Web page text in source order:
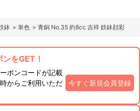
鉢 > 単色 > 青銅 No.35 約8cc 吉祥 鉄鉢顔彩
をGET！
ポンコードが記載
からご利用いただ
今すぐ新規会員登録